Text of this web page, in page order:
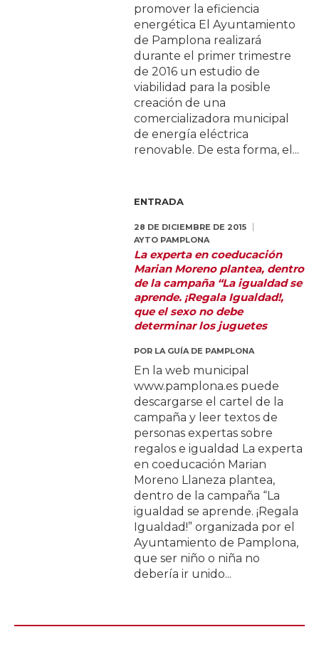
promover la eficiencia
energética El Ayuntamiento
de Pamplona realizará
durante el primer trimestre
de 2016 un estudio de
viabilidad para la posible
creación de una
comercializadora municipal
de energía eléctrica
renovable. De esta forma, el...
ENTRADA
28 DE DICIEMBRE DE 2015
AYTO PAMPLONA
La experta en coeducación
Marian Moreno plantea, dentro
de la campaña “La igualdad se
aprende. ¡Regala Igualdad!,
que el sexo no debe
determinar los juguetes
POR LA GUÍA DE PAMPLONA
En la web municipal
www.pamplona.es puede
descargarse el cartel de la
campaña y leer textos de
personas expertas sobre
regalos e igualdad La experta
en coeducación Marian
Moreno Llaneza plantea,
dentro de la campaña “La
igualdad se aprende. ¡Regala
Igualdad!” organizada por el
Ayuntamiento de Pamplona,
que ser niño o niña no
debería ir unido...